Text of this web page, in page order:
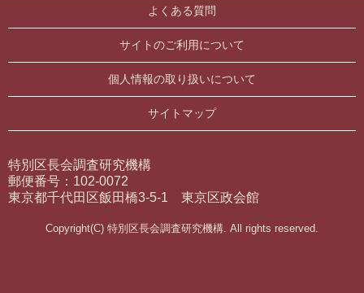
よくある質問
サイトのご利用について
個人情報の取り扱いについて
サイトマップ
特別区長会調査研究機構
郵便番号：102-0072
東京都千代田区飯田橋3-5-1 東京区政会館
Copyright(C) 特別区長会調査研究機構. All rights reserved.